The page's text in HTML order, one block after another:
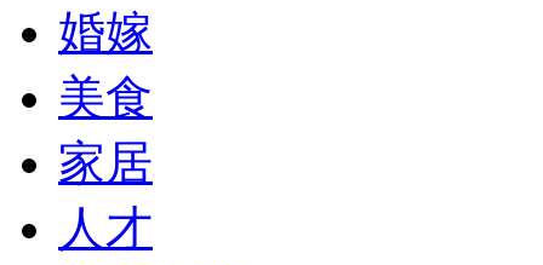
婚嫁
美食
家居
人才